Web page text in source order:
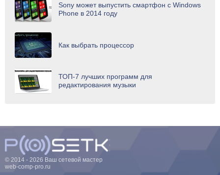
Sony может выпустить смартфон с Windows
Phone в 2014 году
Как выбрать процессор
ТОП-7 лучших программ для
редактирования музыки
© 2014 - 2026 Ваш сетевой мастер
web-comp-pro.ru